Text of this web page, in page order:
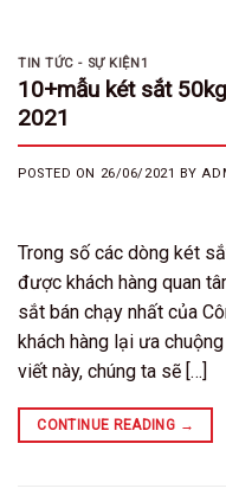
TIN TỨC - SỰ KIỆN1
10+mẫu két sắt
2021
POSTED ON 26/06/2021 BY
Trong số các dòng két
được khách hàng quan
sắt bán chạy nhất của
khách hàng lại ưa
viết này, chúng ta sẽ […]
CONTINUE READING →